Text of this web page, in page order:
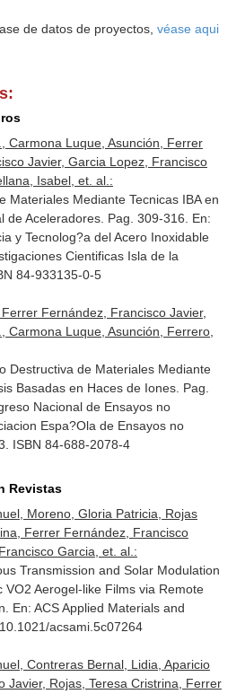
de datos de proyectos, véase aqui
Carmona Luque, Asunción, Ferrer
Javier, Garcia Lopez, Francisco
Isabel, et. al.:
Materiales Mediante Tecnicas IBA en
de Aceleradores. Pag. 309-316. En:
y Tecnolog?a del Acero Inoxidable
Cientificas Isla de la
84-933135-0-5
Fernández, Francisco Javier,
Carmona Luque, Asunción, Ferrero,
Destructiva de Materiales Mediante
Basadas en Haces de Iones. Pag.
Nacional de Ensayos no
Espa?Ola de Ensayos no
ISBN 84-688-2078-4
Revistas
Moreno, Gloria Patricia, Rojas
Ferrer Fernández, Francisco
Garcia, et. al.:
Transmission and Solar Modulation
VO2 Aerogel-like Films via Remote
En: ACS Applied Materials and
acsami.5c07264
Contreras Bernal, Lidia, Aparicio
Javier, Rojas, Teresa Cristrina, Ferrer